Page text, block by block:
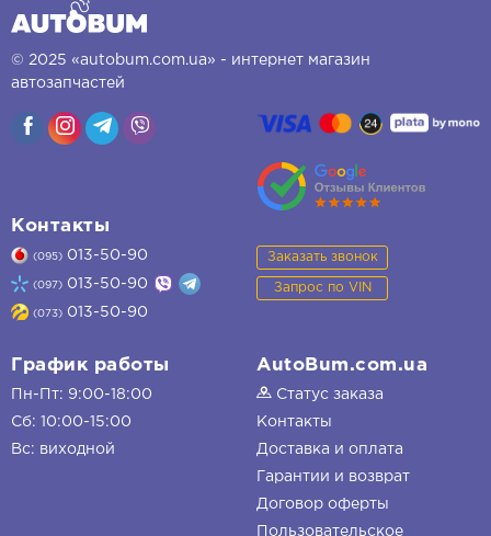
© 2025 «autobum.com.ua» - интернет магазин
автозапчастей
Контакты
(095) 013-50-90
(097) 013-50-90
(073) 013-50-90
Заказать звонок
Запрос по VIN
График работы
Пн-Пт: 9:00-18:00
Сб: 10:00-15:00
Вс: виходной
AutoBum.com.ua
Статус заказа
Контакты
Доставка и оплата
Гарантии и возврат
Договор оферты
Пользовательское